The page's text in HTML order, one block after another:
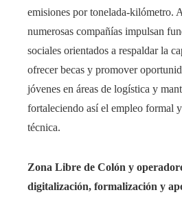
emisiones por tonelada-kilómetro.
numerosas compañías impulsan
sociales orientados a respaldar la
ofrecer becas y promover
jóvenes en áreas de logística y
fortaleciendo así el empleo formal
técnica.
Zona Libre de Colón y
digitalización, formalización y